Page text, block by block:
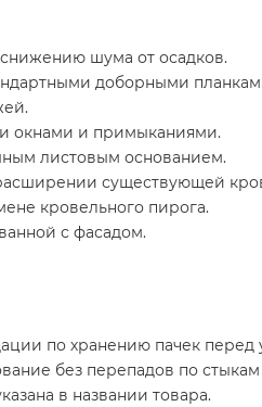
шума от осадков.
доборными
окнами и примыканиями.
листовым основанием.
существующей
кровельного пирога.
с фасадом.
по хранению пачек перед
без перепадов по стыкам
в названии товара.